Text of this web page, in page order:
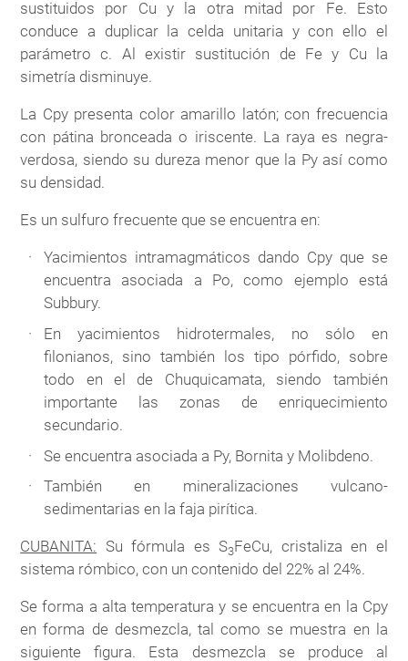
sustituidos por Cu y la otra mitad por Fe. Esto
conduce a duplicar la celda unitaria y con ello el
parámetro c. Al existir sustitución de Fe y Cu la
simetría disminuye.
La Cpy presenta color amarillo latón; con frecuencia
con pátina bronceada o iriscente. La raya es negra-
verdosa, siendo su dureza menor que la Py así como
su densidad.
Es un sulfuro frecuente que se encuentra en:
Yacimientos intramagmáticos dando Cpy que se
encuentra asociada a Po, como ejemplo está
Subbury.
En yacimientos hidrotermales, no sólo en
filonianos, sino también los tipo pórfido, sobre
todo en el de Chuquicamata, siendo también
importante las zonas de enriquecimiento
secundario.
Se encuentra asociada a Py, Bornita y Molibdeno.
También en mineralizaciones vulcano-
sedimentarias en la faja pirítica.
CUBANITA: Su fórmula es S3FeCu, cristaliza en el
sistema rómbico, con un contenido del 22% al 24%.
Se forma a alta temperatura y se encuentra en la Cpy
en forma de desmezcla, tal como se muestra en la
siguiente figura. Esta desmezcla se produce al